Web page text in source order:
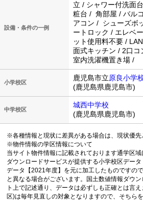
設備・条件の一例
立 / シャワー付洗面
粧台 / 角部屋 / バル
アコン / シューズボ
ートロック / エレベ
ット使用料不要 /
面式キッチン / 2口
室内洗濯機置き場 /
小学校区
鹿児島市立原良小学
(鹿児島県鹿児島市)
中学校区
城西中学校
(鹿児島県鹿児島市)
※各種情報と現状に差異がある場合は、現状優先
※物件情報の学区情報について
当サイト物件情報に記載されております通学区
ダウンロードサービスが提供する小学校区デー
データ【2021年度】を元に加工したものですの
と異なる場合がございます。国土数値情報ダウ
ト上で記述通り、データは必ずしも正確とは言
区)は毎年見直しの対象となりますので、そちら